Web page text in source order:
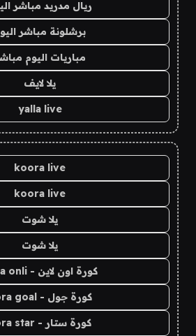
ريال مدريد مباشر
برشلونة مباشر
مباريات اليوم
يلا لايف
yalla live
koora live
koora live
يلا شوت
يلا شوت
كورة اون لاين - kora onli
كورة جول - kora goal
كورة ستار - kora star